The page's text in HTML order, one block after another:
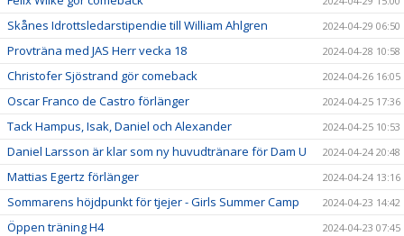
Skånes Idrottsledarstipendie till William Ahlgren 2024-04-29 06:50
Provträna med JAS Herr vecka 18 2024-04-28 10:58
Christofer Sjöstrand gör comeback 2024-04-26 16:05
Oscar Franco de Castro förlänger 2024-04-25 17:36
Tack Hampus, Isak, Daniel och Alexander 2024-04-25 10:53
Daniel Larsson är klar som ny huvudtränare för Dam U 2024-04-24 20:48
Mattias Egertz förlänger 2024-04-24 13:16
Sommarens höjdpunkt för tjejer - Girls Summer Camp 2024-04-23 14:42
Öppen träning H4 2024-04-23 07:45